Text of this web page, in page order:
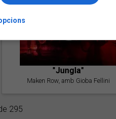
"Jungla"
Maken Row, amb Gioba Fellini
295